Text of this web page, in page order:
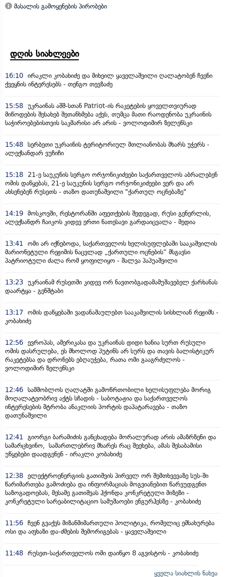
მასალის გამოყენების პირობები
დღის სიახლეები
16:10 ირაკლი კობახიძე და მიხეილ ყაველაშვილი ღალატობენ ჩვენი
ქვეყნის ინტერესებს - თენგო თევზაძე
15:58 უკრაინას აშშ-სთან Patriot-ის რაკეტების ყოველთვიურად
მიწოდების შესახებ შეთანხმება აქვს, თუმცა მათი რაოდენობა უკრაინის
საჭიროებებისთვის საკმარისი არ არის - ვოლოდიმირ ზელენსკი
15:48 სერბეთი უკრაინის ტერიტორიულ მთლიანობას მხარს უჭერს -
ალექსანდარ ვუჩიჩი
15:18
21-ე საუკუნის სერგო ორჯონიკიძეები საქართველოს აბრალებენ
ომის დაწყებას, 21-ე საუკუნის სერგო ორჯონიკიძეები ვერ და არ
ახსენებენ რუსეთს - თაზო დათუნაშვილი "ქართულ ოცნებაზე"
14:19 მოსკოვში, რესტორანში აფეთქების შედეგად, რუსი გენერლის,
ალექსანდრ ჩაიკოს კიდევ ერთი ნათესავი გარდაიცვალა - მედია
13:41 ომი არ იქნებოდა, საქართველოს ხელისუფლებაში სააკაშვილის
მარიონეტული რეჟიმის ნაცვლად „ქართული ოცნების“ მსგავსი
პატრიოტული ძალა რომ ყოფილიყო - შალვა პაპუაშვილი
13:23 უკრაინამ რუსეთში კიდევ ორ ნავთობგადამამუშავებელ ქარხანას
დაარტყა - გენშტაბი
13:17 ომის დაწყებაში ვადანაშაულებთ სააკაშვილის სისხლიან რეჟიმს -
კობახიძე
12:56 ევროპას, ამერიკასა და უკრაინას დიდი ხანია სურთ რუსული
ომის დასრულება, ეს მხოლოდ პუტინს არ სურს და თავის ბალისტიკურ
რაკეტებსა და დრონებს ებღაუჭება, რათა ომი გააგრძელოს -
ვოლოდიმირ ზელენსკი
12:46 სამშობლოს ღალატში გამოწრთობილი ხელისუფლება მორიგ
მოღალატეობრივ აქტს სჩადის - საბოტაჟია და საქართველოს
ინტერესების მტრობა ანაკლიის პორტის დაპატარავება - თაზო
დათუნაშვილი
12:41 გიორგი ბარამიძის განცხადება მორალურად არის ამაზრზენი და
სამარცხვინო, სამართლებრივ მხარეს რაც შეეხება, ამას შესაბამისი
უწყებები დაადგენენ - ირაკლი კობახიძე
12:38 ელექტროენერგიის გათიშვის პირველ ორ შემთხვევაზე სუს-ში
წარიმართება გამოძიება და ინფორმაციას მოგვიანებით წარვუდგენთ
საზოგადოებას, მესამე გათიშვას ჰქონდა კონკრეტული მიზეზი -
კონკრეტული სარეაბილიტაციო სამუშაოები ენგურჰესზე - კობახიძე
11:56 ჩვენ გვაქვს მიზანმიმართული პოლიტიკა, რომელიც ემსახურება
ოსი და აფხაზი და-ძმების შემორიგებას - ყაველაშვილი
11:48 რუსეთ-საქართველოს ომი დაიწყო 8 აგვისტოს - კობახიძე
ყველა სიახლის ნახვა